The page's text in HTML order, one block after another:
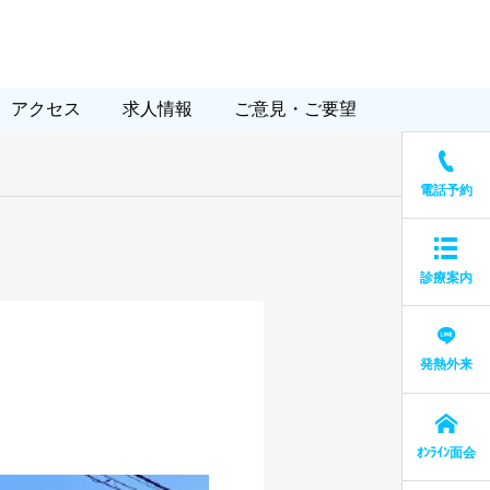
アクセス 求人情報 ご意見・ご要望
電話予約
診療案内
発熱外来
ｵﾝﾗｲﾝ面会